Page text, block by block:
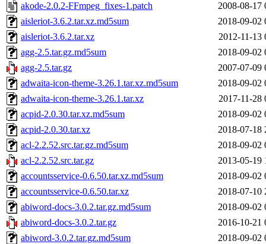
akode-2.0.2-FFmpeg_fixes-1.patch
2008-08-17
aisleriot-3.6.2.tar.xz.md5sum
2018-09-02
aisleriot-3.6.2.tar.xz
2012-11-13
agg-2.5.tar.gz.md5sum
2018-09-02
agg-2.5.tar.gz
2007-07-09
adwaita-icon-theme-3.26.1.tar.xz.md5sum
2018-09-02
adwaita-icon-theme-3.26.1.tar.xz
2017-11-28
acpid-2.0.30.tar.xz.md5sum
2018-09-02
acpid-2.0.30.tar.xz
2018-07-18
acl-2.2.52.src.tar.gz.md5sum
2018-09-02
acl-2.2.52.src.tar.gz
2013-05-19
accountsservice-0.6.50.tar.xz.md5sum
2018-09-02
accountsservice-0.6.50.tar.xz
2018-07-10
abiword-docs-3.0.2.tar.gz.md5sum
2018-09-02
abiword-docs-3.0.2.tar.gz
2016-10-21
abiword-3.0.2.tar.gz.md5sum
2018-09-02